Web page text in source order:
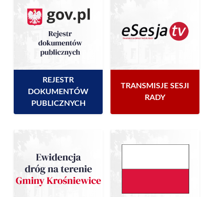
REJESTR
DOKUMENTÓW
PUBLICZNYCH
TRANSMISJE SESJI
RADY